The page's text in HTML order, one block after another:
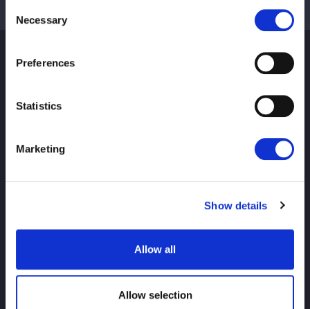
Selection
Necessary
Preferences
Statistics
Marketing
Show details
Allow all
Allow selection
HAUT
Résultats du tournoi
Introduction des joueurs Marchandises